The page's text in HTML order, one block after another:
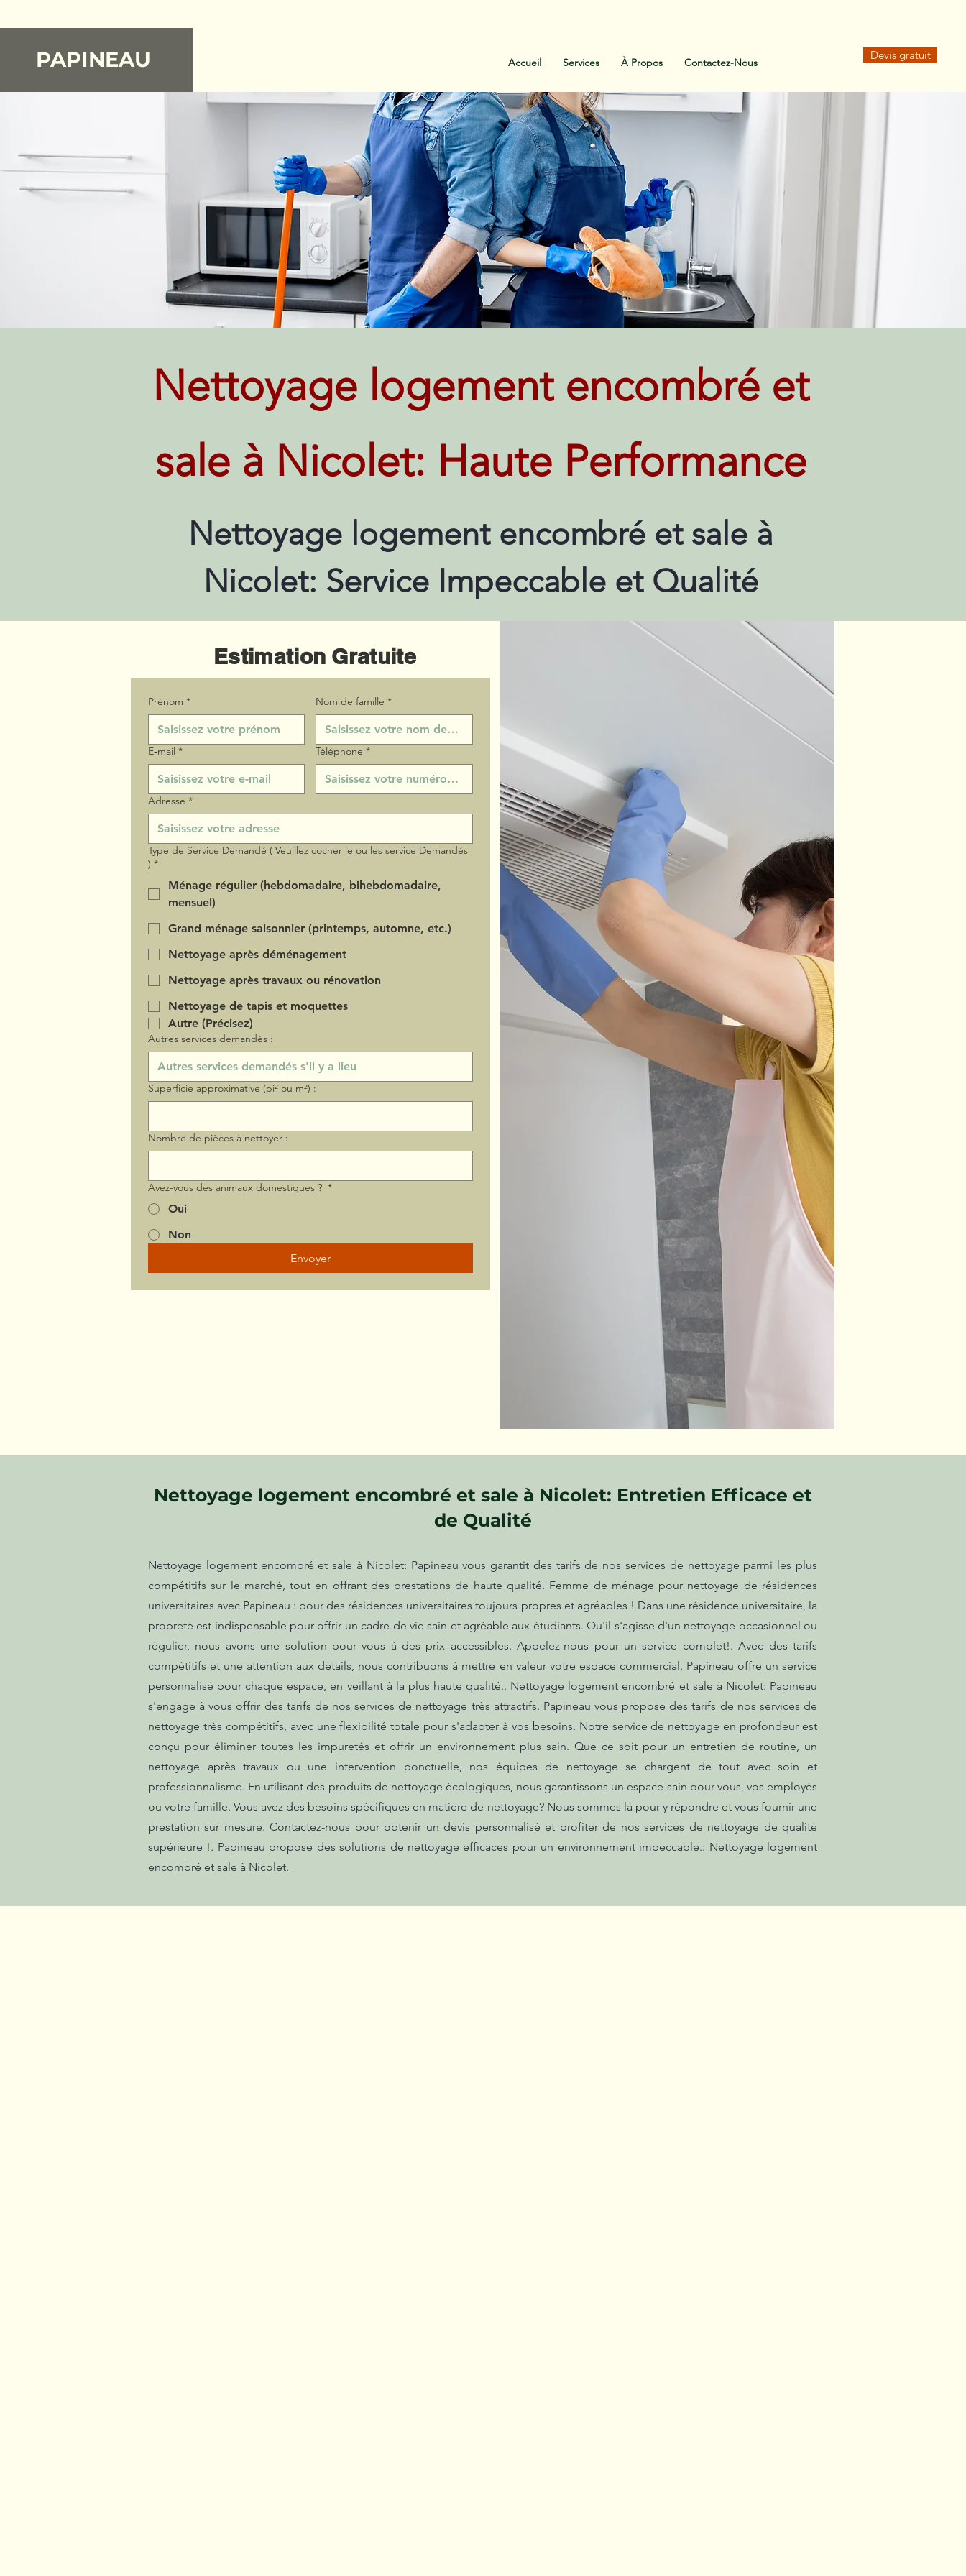
PAPINEAU Accueil Services À Propos Contactez-Nous
Devis gratuit
Nettoyage logement encombré et
sale à Nicolet: Haute Performance
Nettoyage logement encombré et sale à
Nicolet: Service Impeccable et Qualité
Estimation Gratuite
Prénom * Nom de famille *
E‑mail * Téléphone *
Adresse *
Type de Service Demandé ( Veuillez cocher le ou les service Demandés
) *
Ménage régulier (hebdomadaire, bihebdomadaire,
mensuel)
Grand ménage saisonnier (printemps, automne, etc.)
Nettoyage après déménagement
Nettoyage après travaux ou rénovation
Nettoyage de tapis et moquettes
Autre (Précisez)
Autres services demandés :
Superficie approximative (pi² ou m²) :
Nombre de pièces à nettoyer :
Avez-vous des animaux domestiques ? *
Oui
Non
Envoyer
Nettoyage logement encombré et sale à Nicolet: Entretien Efficace et
de Qualité
Nettoyage logement encombré et sale à Nicolet: Papineau vous garantit des tarifs de nos services de nettoyage parmi les plus
compétitifs sur le marché, tout en offrant des prestations de haute qualité. Femme de ménage pour nettoyage de résidences
universitaires avec Papineau : pour des résidences universitaires toujours propres et agréables ! Dans une résidence universitaire, la
propreté est indispensable pour offrir un cadre de vie sain et agréable aux étudiants. Qu'il s'agisse d'un nettoyage occasionnel ou
régulier, nous avons une solution pour vous à des prix accessibles. Appelez-nous pour un service complet!. Avec des tarifs
compétitifs et une attention aux détails, nous contribuons à mettre en valeur votre espace commercial. Papineau offre un service
personnalisé pour chaque espace, en veillant à la plus haute qualité.. Nettoyage logement encombré et sale à Nicolet: Papineau
s'engage à vous offrir des tarifs de nos services de nettoyage très attractifs. Papineau vous propose des tarifs de nos services de
nettoyage très compétitifs, avec une flexibilité totale pour s'adapter à vos besoins. Notre service de nettoyage en profondeur est
conçu pour éliminer toutes les impuretés et offrir un environnement plus sain. Que ce soit pour un entretien de routine, un
nettoyage après travaux ou une intervention ponctuelle, nos équipes de nettoyage se chargent de tout avec soin et
professionnalisme. En utilisant des produits de nettoyage écologiques, nous garantissons un espace sain pour vous, vos employés
ou votre famille. Vous avez des besoins spécifiques en matière de nettoyage? Nous sommes là pour y répondre et vous fournir une
prestation sur mesure. Contactez-nous pour obtenir un devis personnalisé et profiter de nos services de nettoyage de qualité
supérieure !. Papineau propose des solutions de nettoyage efficaces pour un environnement impeccable.: Nettoyage logement
encombré et sale à Nicolet.